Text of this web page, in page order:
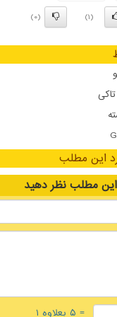
(1)
(0)
این مطلب
این مطلب نظر دهید
= ۵ بعلاوه ۱